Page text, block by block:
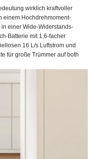
wirklich kraftvoller
einem Hochdrehmoment-
einer Wide-Widerstands-
Batterie mit 1,6-facher
16 L/s Luftstrom und
für große Trümmer auf both